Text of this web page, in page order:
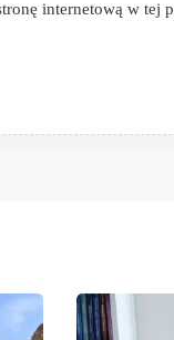
internetową w tej